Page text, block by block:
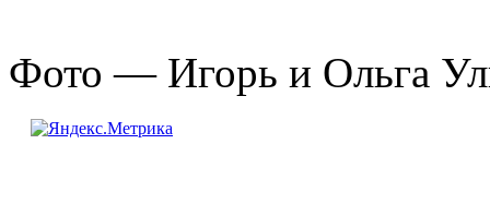
Фото — Игорь и Ольга